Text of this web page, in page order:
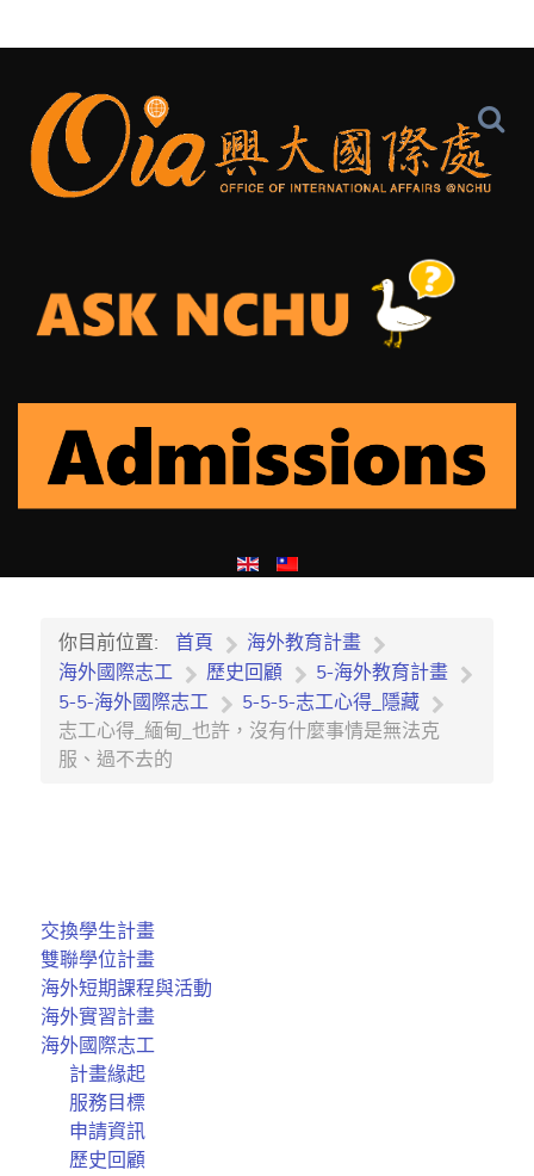
你目前位置: 首頁
海外教育計畫
海外國際志工
歷史回顧
5-海外教育計畫
5-5-海外國際志工
5-5-5-志工心得_隱藏
志工心得_緬甸_也許，沒有什麼事情是無法克
服、過不去的
交換學生計畫
雙聯學位計畫
海外短期課程與活動
海外實習計畫
海外國際志工
計畫緣起
服務目標
申請資訊
歷史回顧